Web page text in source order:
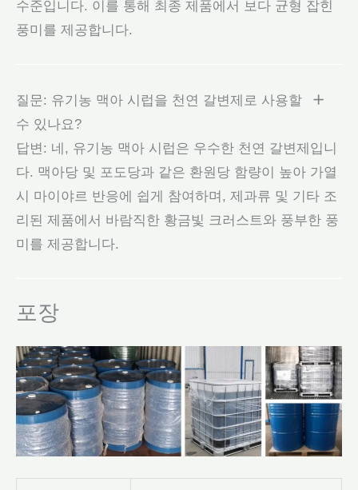
수준입니다. 이를 통해 최종 제품에서 보다 균형 잡힌
풍미를 제공합니다.
질문: 유기농 맥아 시럽을 천연 갈변제로 사용할
수 있나요?
답변: 네, 유기농 맥아 시럽은 우수한 천연 갈변제입니
다. 맥아당 및 포도당과 같은 환원당 함량이 높아 가열
시 마이야르 반응에 쉽게 참여하며, 제과류 및 기타 조
리된 제품에서 바람직한 황금빛 크러스트와 풍부한 풍
미를 제공합니다.
포장